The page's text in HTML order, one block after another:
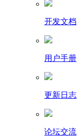
开发文档
用户手册
更新日志
论坛交流